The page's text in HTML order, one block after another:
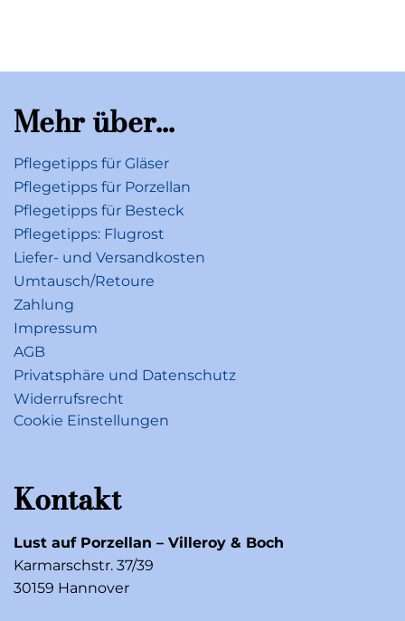
Mehr über...
Pflegetipps für Gläser
Pflegetipps für Porzellan
Pflegetipps für Besteck
Pflegetipps: Flugrost
Liefer- und Versandkosten
Umtausch/Retoure
Zahlung
Impressum
AGB
Privatsphäre und Datenschutz
Widerrufsrecht
Cookie Einstellungen
Kontakt
Lust auf Porzellan – Villeroy & Boch
Karmarschstr. 37/39
30159 Hannover